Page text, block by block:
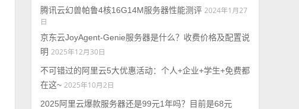
腾讯云幻兽帕鲁4核16G14M服务器性能测评 2024年1月27
日
京东云JoyAgent-Genie服务器是什么？收费价格及配置说
明 2025年12月30日
不可错过的阿里云5大优惠活动：个人+企业+学生+免费都
在这~ 2025年10月2日
2025阿里云爆款服务器还是99元1年吗？目前是68元